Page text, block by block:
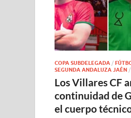
COPA SUBDELEGADA /
SEGUNDA ANDALUZA JAÉN /
Los Villares CF
continuidad de
el cuerpo